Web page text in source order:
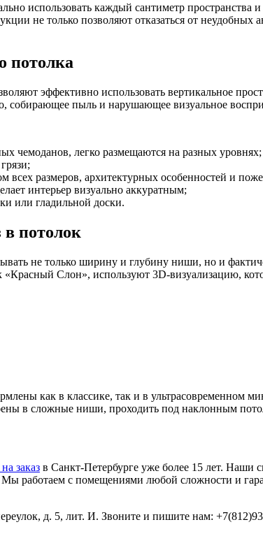
использовать каждый сантиметр пространства
не только позволяют отказаться от неудобных
потолка
эффективно использовать вертикальное
собирающее пыль и нарушающее визуальное
чемоданов, легко размещаются на разных уровнях;
размеров, архитектурных особенностей и
интерьер визуально аккуратным;
или гладильной доски.
потолок
не только ширину и глубину ниши, но и
Слон», используют 3D-визуализацию,
как в классике, так и в ультрасовременном
в сложные ниши, проходить под наклонным
заказ в Санкт-Петербурге уже более 15 лет. Наши
работаем с помещениями любой сложности и
д. 5, лит. И. Звоните и пишите нам: